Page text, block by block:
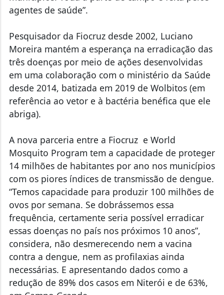
agentes de saúde”.
Moreira mantém a esperança na erradicação das
três doenças por meio de ações desenvolvidas
em uma colaboração com o ministério da Saúde
desde 2014, batizada em 2019 de Wolbitos (em
referência ao vetor e à bactéria benéfica que ele
abriga).
Mosquito Program tem a capacidade de proteger
14 milhões de habitantes por ano nos municípios
com os piores índices de transmissão de dengue.
“Temos capacidade para produzir 100 milhões de
ovos por semana. Se dobrássemos essa
frequência, certamente seria possível erradicar
essas doenças no país nos próximos 10 anos”,
considera, não desmerecendo nem a vacina
contra a dengue, nem as profilaxias ainda
necessárias. E apresentando dados como a
redução de 89% dos casos em Niterói e de 63%,
em Campo Grande.